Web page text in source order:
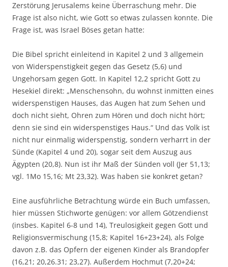
Zerstörung Jerusalems keine Überraschung mehr. Die
Frage ist also nicht, wie Gott so etwas zulassen konnte. Die
Frage ist, was Israel Böses getan hatte:
Die Bibel spricht einleitend in Kapitel 2 und 3 allgemein
von Widerspenstigkeit gegen das Gesetz (5,6) und
Ungehorsam gegen Gott. In Kapitel 12,2 spricht Gott zu
Hesekiel direkt: „Menschensohn, du wohnst inmitten eines
widerspenstigen Hauses, das Augen hat zum Sehen und
doch nicht sieht, Ohren zum Hören und doch nicht hört;
denn sie sind ein widerspenstiges Haus.“ Und das Volk ist
nicht nur einmalig widerspenstig, sondern verharrt in der
Sünde (Kapitel 4 und 20), sogar seit dem Auszug aus
Ägypten (20,8). Nun ist ihr Maß der Sünden voll (Jer 51,13;
vgl. 1Mo 15,16; Mt 23,32). Was haben sie konkret getan?
Eine ausführliche Betrachtung würde ein Buch umfassen,
hier müssen Stichworte genügen: vor allem Götzendienst
(insbes. Kapitel 6-8 und 14), Treulosigkeit gegen Gott und
Religionsvermischung (15,8; Kapitel 16+23+24), als Folge
davon z.B. das Opfern der eigenen Kinder als Brandopfer
(16,21; 20,26.31; 23,27). Außerdem Hochmut (7,20+24;